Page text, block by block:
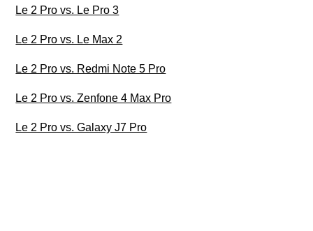
Le 2 Pro vs. Le Pro 3
Le 2 Pro vs. Le Max 2
Le 2 Pro vs. Redmi Note 5 Pro
Le 2 Pro vs. Zenfone 4 Max Pro
Le 2 Pro vs. Galaxy J7 Pro